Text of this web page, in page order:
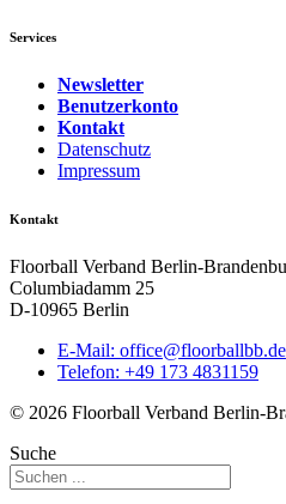
Services
Newsletter
Benutzerkonto
Kontakt
Datenschutz
Impressum
Kontakt
Floorball Verband Berlin-
Columbiadamm 25
D-10965 Berlin
E-Mail: ed.bbllabroolf@eciffo
Telefon: +49 173 4831159
© 2026 Floorball Verband Berlin-
Suche